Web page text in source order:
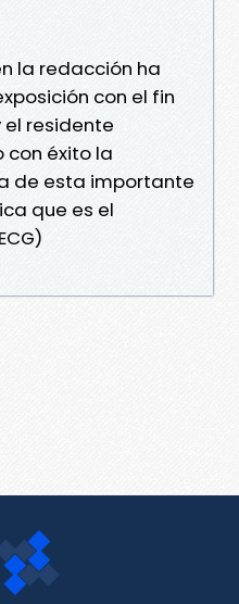
la redacción ha
con el fin
residente
con éxito la
de esta importante
que es el